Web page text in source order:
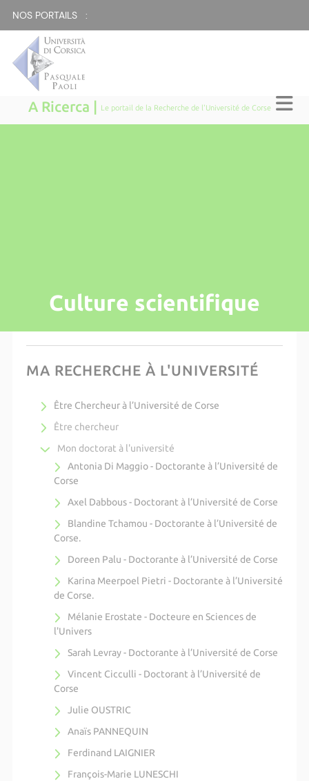
NOS PORTAILS :
A Ricerca | Le portail de la Recherche de l'Université de Corse
Culture scientifique
MA RECHERCHE À L'UNIVERSITÉ
Être Chercheur à l’Université de Corse
Être chercheur
Mon doctorat à l'université
Antonia Di Maggio - Doctorante à l’Université de
Corse
Axel Dabbous - Doctorant à l’Université de Corse
Blandine Tchamou - Doctorante à l’Université de
Corse.
Doreen Palu - Doctorante à l’Université de Corse
Karina Meerpoel Pietri - Doctorante à l’Université
de Corse.
Mélanie Erostate - Docteure en Sciences de
l'Univers
Sarah Levray - Doctorante à l’Université de Corse
Vincent Cicculli - Doctorant à l’Université de
Corse
Julie OUSTRIC
Anaïs PANNEQUIN
Ferdinand LAIGNIER
François-Marie LUNESCHI